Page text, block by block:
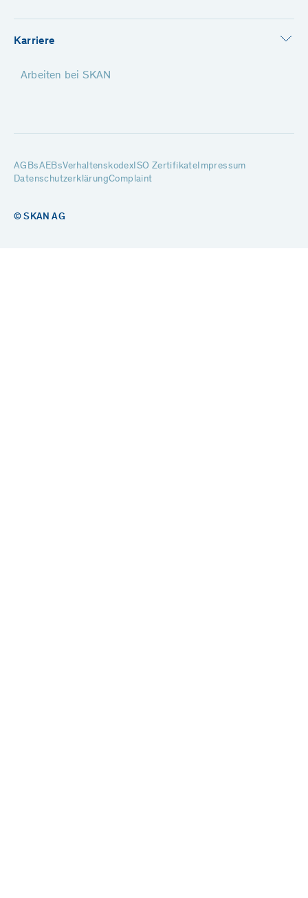
Karriere
Arbeiten bei SKAN
AGBsAEBsVerhaltenskodexISO ZertifikateImpressum
DatenschutzerklärungComplaint
© SKAN AG